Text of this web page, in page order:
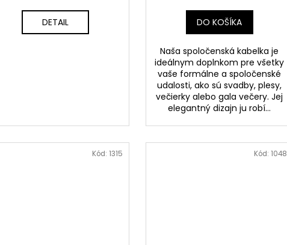
DETAIL DO KOŠÍKA
Naša spoločenská kabelka je
ideálnym doplnkom pre všetky
vaše formálne a spoločenské
udalosti, ako sú svadby, plesy,
večierky alebo gala večery. Jej
elegantný dizajn ju robí...
Kód:1315 Kód: 1048